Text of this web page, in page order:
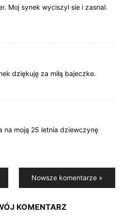
Moj synek wyciszyl sie i zasnal.
dziękuję za miłą bajeczke.
na moją 25 letnia dziewczynę
Nowsze komentarze »
KOMENTARZ